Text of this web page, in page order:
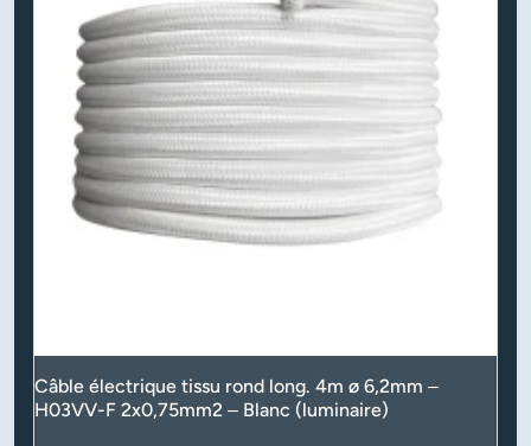
Câble électrique tissu rond long. 4m ø 6,2mm –
H03VV-F 2x0,75mm2 – Blanc (luminaire)